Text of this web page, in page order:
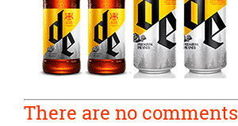
There are no comments